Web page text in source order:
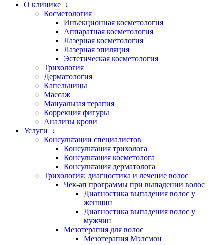
О клинике ↓
Косметология
Инъекционная косметология
Аппаратная косметология
Лазерная косметология
Лазерная эпиляция
Эстетическая косметология
Трихология
Дерматология
Капельницы
Массаж
Мануальная терапия
Коррекция фигуры
Анализы крови
Услуги ↓
Консультации специалистов
Консультация трихолога
Консультация косметолога
Консультация дерматолога
Трихология: диагностика и лечение волос
Чек-ап программы при выпадении волос
Диагностика выпадения волос у
женщин
Диагностика выпадения волос у
мужчин
Мезотерапия для волос
Мезотерапия Мэлсмон